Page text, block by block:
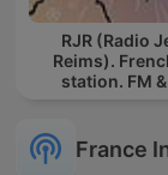
RJR (Radio
Reims).
station. FM &
France